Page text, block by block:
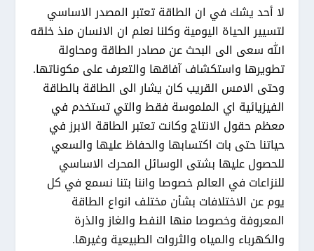
لا أحد يشك في ان الطاقة تعتبر المصدر الاساسي
لتسيير الحياة اليومية وكلنا نعلم ان الانسان منذ خلقه
الله سعى الى البحث عن مصادر الطاقة ومحاولة
تطويرها واستكشاف آفاقها والتعرف على مكوناتها.
وحتى الامس القريب كان يشار الى الطاقة بالطاقة
الفيزيائية اي الملموسة فقط والتي تستخدم في
معظم حقول الانتاج وكانت تعتبر الطاقة الابرز في
حياتنا حتى بات اكتسابها والحفاظ عليها والسعي
للحصول عليها بشتى الوسائل المحرك الاساسي
للنزاعات في العالم خصوصا واننا بتنا نسمع في كل
يوم عن الاختلافات بشأن مختلف انواع الطاقة
المعروفة وخصوصا منها النفط والغاز والذرة
والكهرباء والمياه والثروات الطبيعية وغيرها.